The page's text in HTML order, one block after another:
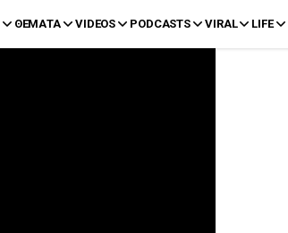
ΘΕΜΑΤΑ VIDEOS PODCASTS VIRAL LIFE